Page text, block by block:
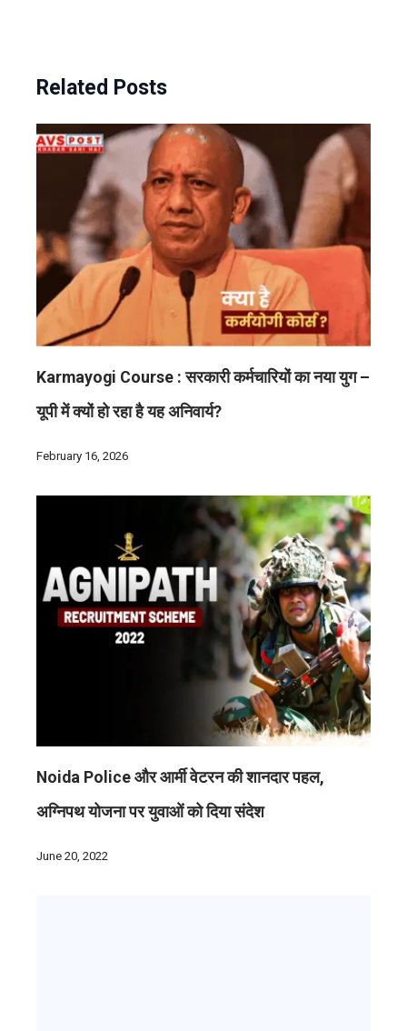
Related Posts
Karmayogi Course : सरकारी कर्मचारियों का नया युग –
यूपी में क्यों हो रहा है यह अनिवार्य?
February 16, 2026
Noida Police और आर्मी वेटरन की शानदार पहल,
अग्निपथ योजना पर युवाओं को दिया संदेश
June 20, 2022